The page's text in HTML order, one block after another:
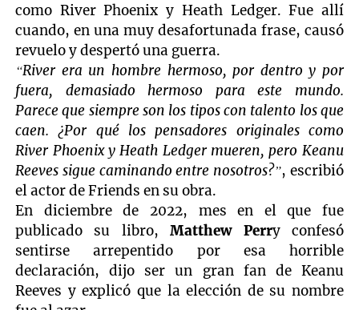
como River Phoenix y Heath Ledger. Fue allí
cuando, en una muy desafortunada frase, causó
revuelo y despertó una guerra.
“River era un hombre hermoso, por dentro y por
fuera, demasiado hermoso para este mundo.
Parece que siempre son los tipos con talento los que
caen. ¿Por qué los pensadores originales como
River Phoenix y Heath Ledger mueren, pero Keanu
Reeves sigue caminando entre nosotros?”, escribió
el actor de Friends en su obra.
En diciembre de 2022, mes en el que fue
publicado su libro,Matthew Perry confesó
sentirse arrepentido por esa horrible
declaración, dijo ser un gran fan de Keanu
Reeves y explicó que la elección de su nombre